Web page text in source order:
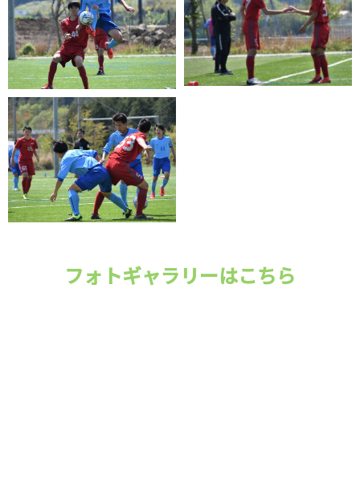
フォトギャラリーはこちら